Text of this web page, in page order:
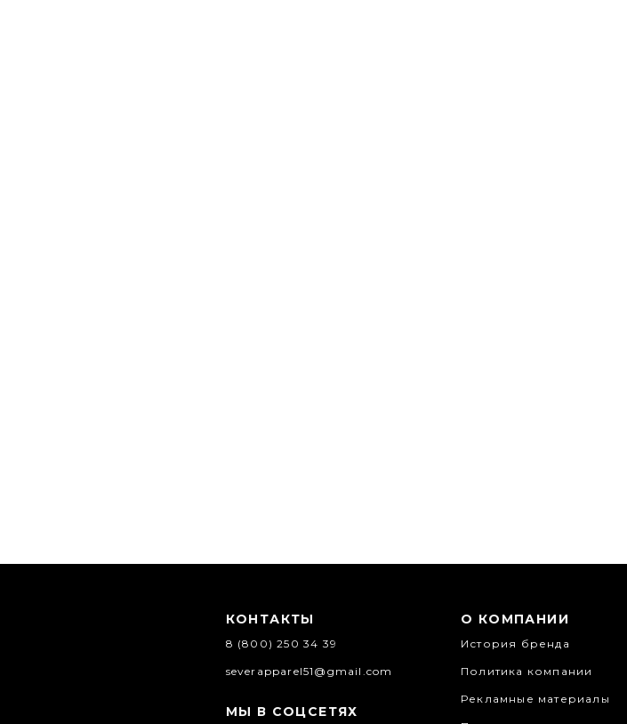
КОНТАКТЫ
8 (800) 250 34 39
severapparel51@gmail.com
МЫ В СОЦСЕТЯХ
О КОМПАНИИ
История бренда
Политика компании
Рекламные материалы